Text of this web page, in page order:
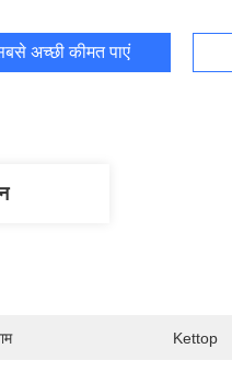
अच्छी कीमत पाएं
Kettop